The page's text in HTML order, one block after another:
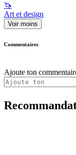
🦄
Art et design
Voir moins
Commentaires
Ajoute ton